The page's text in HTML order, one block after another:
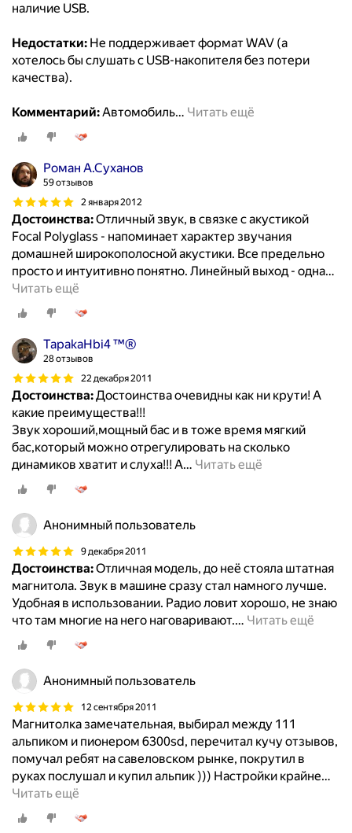
наличие USB.
Недостатки: Не поддерживает формат WAV (а
хотелось бы слушать с USB-накопителя без потери
качества).
Комментарий:Автомобиль… Читать ещё
Роман А.Суханов
59 отзывов
2 января 2012
Достоинства:Отличный звук, в связке с акустикой
Focal Polyglass - напоминает характер звучания
домашней широкополосной акустики. Все предельно
просто и интуитивно понятно. Линейный выход - одна…
Читать ещё
TapakaHbi4 ™®
28 отзывов
22 декабря 2011
Достоинства:Достоинства очевидны как ни крути! А
какие преимущества!!!
Звук хороший,мощный бас и в тоже время мягкий
бас,который можно отрегулировать на сколько
динамиков хватит и слуха!!! А… Читать ещё
Анонимный пользователь
9 декабря 2011
Достоинства:Отличная модель, до неё стояла штатная
магнитола. Звук в машине сразу стал намного лучше.
Удобная в использовании. Радио ловит хорошо, не знаю
что там многие на него наговаривают.… Читать ещё
Анонимный пользователь
12 сентября 2011
Магнитолка замечательная, выбирал между 111
альпиком и пионером 6300sd, перечитал кучу отзывов,
помучал ребят на савеловском рынке, покрутил в
руках послушал и купил альпик ))) Настройки крайне…
Читать ещё